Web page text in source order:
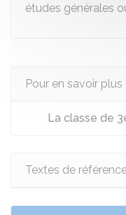
études générales
Pour en savoir plus
La classe de
Textes de